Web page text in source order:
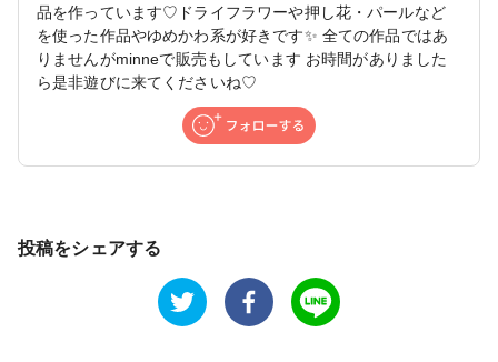
品を作っています♡ドライフラワーや押し花・パールなど
を使った作品やゆめかわ系が好きです✨ 全ての作品ではあ
りませんがminneで販売もしています お時間がありました
ら是非遊びに来てくださいね♡
投稿をシェアする